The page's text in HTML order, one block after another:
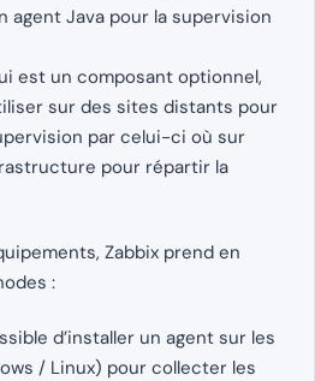
agent Java pour la supervision
est un composant optionnel,
sur des sites distants pour
par celui-ci où sur
pour répartir la
Zabbix prend en
:
d’installer un agent sur les
/ Linux) pour collecter les